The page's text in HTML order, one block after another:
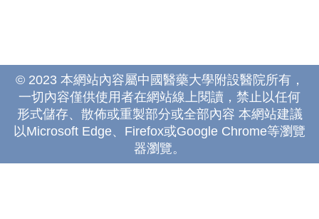
© 2023 本網站內容屬中國醫藥大學附設醫院所有，
一切內容僅供使用者在網站線上閱讀，禁止以任何
形式儲存、散佈或重製部分或全部內容 本網站建議
以Microsoft Edge、Firefox或Google Chrome等瀏覽
器瀏覽。